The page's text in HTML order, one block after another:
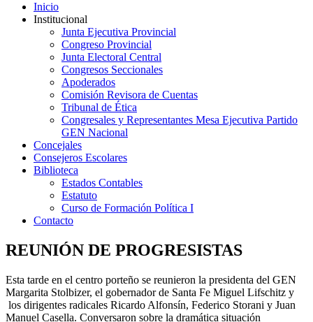
Inicio
Institucional
Junta Ejecutiva Provincial
Congreso Provincial
Junta Electoral Central
Congresos Seccionales
Apoderados
Comisión Revisora de Cuentas
Tribunal de Ética
Congresales y Representantes Mesa Ejecutiva Partido
GEN Nacional
Concejales
Consejeros Escolares
Biblioteca
Estados Contables
Estatuto
Curso de Formación Política I
Contacto
REUNIÓN DE PROGRESISTAS
Esta tarde en el centro porteño se reunieron la presidenta del GEN
Margarita Stolbizer, el gobernador de Santa Fe Miguel Lifschitz y
los dirigentes radicales Ricardo Alfonsín, Federico Storani y Juan
Manuel Casella. Conversaron sobre la dramática situación